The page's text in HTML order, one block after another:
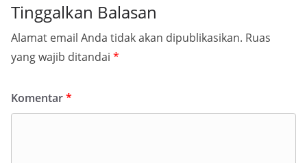
Tinggalkan Balasan
Alamat email Anda tidak akan dipublikasikan. Ruas
yang wajib ditandai *
Komentar*